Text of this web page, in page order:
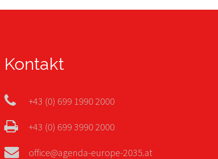
Kontakt
+43 (0) 699 1990 2000
+43 (0) 699 3990 2000
office@agenda-europe-2035.at